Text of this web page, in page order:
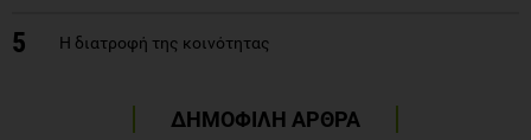
5 Η διατροφή της κοινότητας
ΔΗΜΟΦΙΛΗ ΑΡΘΡΑ